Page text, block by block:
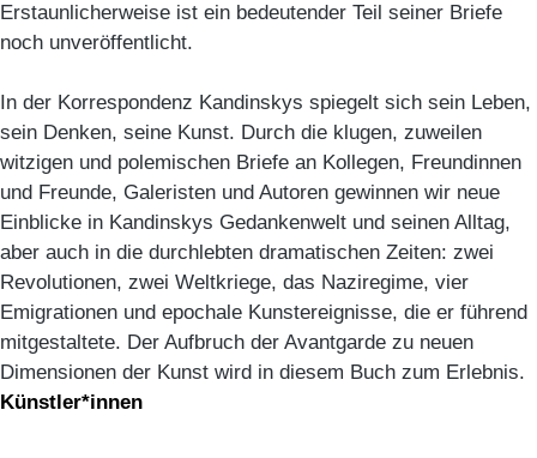
Erstaunlicherweise ist ein bedeutender Teil seiner Briefe
noch unveröffentlicht.
In der Korrespondenz Kandinskys spiegelt sich sein Leben,
sein Denken, seine Kunst. Durch die klugen, zuweilen
witzigen und polemischen Briefe an Kollegen, Freundinnen
und Freunde, Galeristen und Autoren gewinnen wir neue
Einblicke in Kandinskys Gedankenwelt und seinen Alltag,
aber auch in die durchlebten dramatischen Zeiten: zwei
Revolutionen, zwei Weltkriege, das Naziregime, vier
Emigrationen und epochale Kunstereignisse, die er führend
mitgestaltete. Der Aufbruch der Avantgarde zu neuen
Dimensionen der Kunst wird in diesem Buch zum Erlebnis.
Künstler*innen